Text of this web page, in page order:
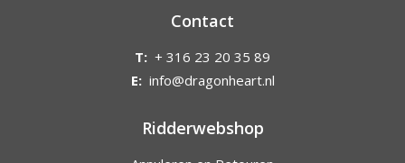
Contact
T: + 316 23 20 35 89
E: info@dragonheart.nl
Ridderwebshop